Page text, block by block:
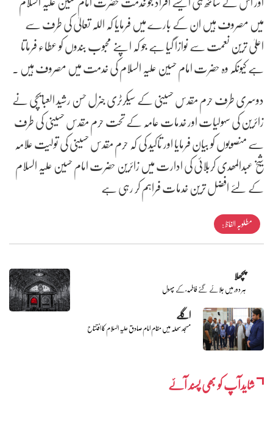
میں مصروف ہیں ان کے بارے میں فرمایا کہ اللہ تعالیٰ کی طرف سے
اعلیٰ ترین نعمت سے نوازا گیا ہے جو کہ اپنے محبوب بندوں کو عطاء فرماتا
ہے کیونکہ وہ حضرت امام حسین علیہ السلام کی خدمت میں مصروف ہیں ۔
دوسری طرف حرم مقدس حسینی کے سیکرٹری جنرل حسن رشید العبایچی نے
زائرین کی سہولیات اور خدمات عامہ کے تحت حرم مقدس حسینی کی طرف
سے منصوبوں کو بیان فرمایا اور تاکید کی کہ حرم مقدس حسینی کی تولیت علامہ
شیخ عبدالمھدی کربلائی کی ادارت میں زائرین حضرت امام حسین علیہ السلام
کے لئے افضل ترین خدمات فراہم کر رہی ہے
مطلوبہ الفاظ :
پچھلا
ہر دور میں جلائے گئے فاطمہ ؑ کے پھول
اگلے
مسجد سھلہ میں مقام امام صادق علیہ السلام کا افتتاح
شایدآپ کو بھی پسند آئے